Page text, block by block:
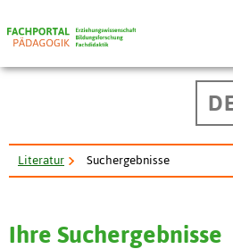
Literatur Suchergebnisse
Ihre Suchergebnisse